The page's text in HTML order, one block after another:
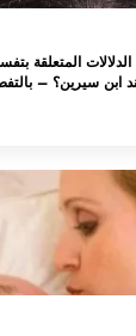
المتعلقة
ابن سيرين؟ –